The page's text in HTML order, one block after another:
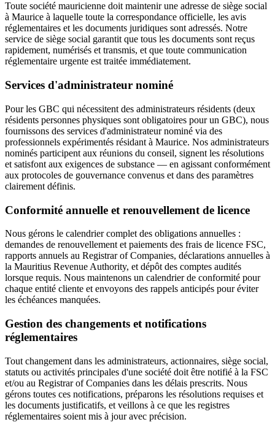
Toute société mauricienne doit maintenir une adresse de siège social
à Maurice à laquelle toute la correspondance officielle, les avis
réglementaires et les documents juridiques sont adressés. Notre
service de siège social garantit que tous les documents sont reçus
rapidement, numérisés et transmis, et que toute communication
réglementaire urgente est traitée immédiatement.
Services d'administrateur nominé
Pour les GBC qui nécessitent des administrateurs résidents (deux
résidents personnes physiques sont obligatoires pour un GBC), nous
fournissons des services d'administrateur nominé via des
professionnels expérimentés résidant à Maurice. Nos administrateurs
nominés participent aux réunions du conseil, signent les résolutions
et satisfont aux exigences de substance — en agissant conformément
aux protocoles de gouvernance convenus et dans des paramètres
clairement définis.
Conformité annuelle et renouvellement de licence
Nous gérons le calendrier complet des obligations annuelles :
demandes de renouvellement et paiements des frais de licence FSC,
rapports annuels au Registrar of Companies, déclarations annuelles à
la Mauritius Revenue Authority, et dépôt des comptes audités
lorsque requis. Nous maintenons un calendrier de conformité pour
chaque entité cliente et envoyons des rappels anticipés pour éviter
les échéances manquées.
Gestion des changements et notifications
réglementaires
Tout changement dans les administrateurs, actionnaires, siège social,
statuts ou activités principales d'une société doit être notifié à la FSC
et/ou au Registrar of Companies dans les délais prescrits. Nous
gérons toutes ces notifications, préparons les résolutions requises et
les documents justificatifs, et veillons à ce que les registres
réglementaires soient mis à jour avec précision.